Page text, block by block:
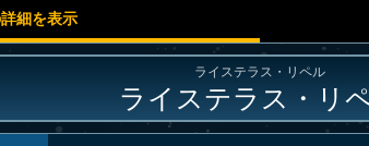
細を表示
ライステラス・リペル
ライステラス・リ